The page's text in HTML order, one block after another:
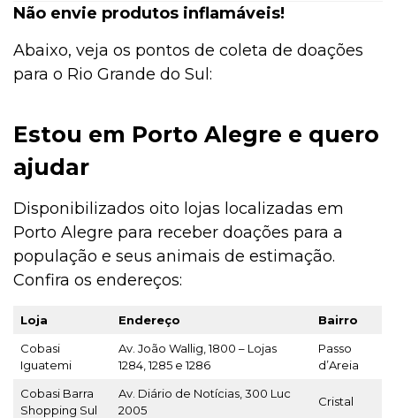
Não envie produtos inflamáveis!
Abaixo, veja os pontos de coleta de doações
para o Rio Grande do Sul:
Estou em Porto Alegre e quero
ajudar
Disponibilizados oito lojas localizadas em
Porto Alegre para receber doações para a
população e seus animais de estimação.
Confira os endereços:
Loja Endereço
Bairro
Cobasi
Iguatemi
Av. João Wallig, 1800 – Lojas
1284, 1285 e 1286
Passo
d’Areia
Cobasi Barra
Shopping Sul
Av. Diário de Notícias, 300 Luc
2005
Cristal